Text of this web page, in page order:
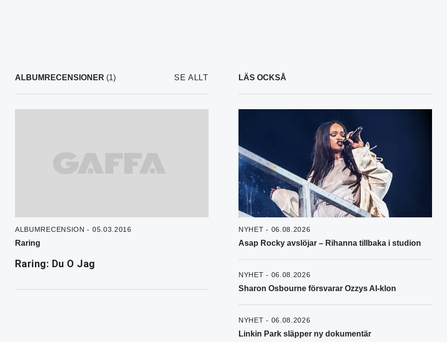
ALBUMRECENSIONER (1) SE ALLT
ALBUMRECENSION - 05.03.2016
Raring
Raring: Du O Jag
LÄS OCKSÅ
NYHET - 06.08.2026
Asap Rocky avslöjar – Rihanna tillbaka i studion
NYHET - 06.08.2026
Sharon Osbourne försvarar Ozzys AI-klon
NYHET - 06.08.2026
Linkin Park släpper ny dokumentär